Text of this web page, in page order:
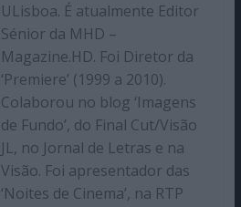
ULisboa. É atualmente Editor
Sénior da MHD –
Magazine.HD. Foi Diretor da
‘Premiere’ (1999 a 2010).
Colaborou no blog ‘Imagens
de Fundo’, do Final Cut/Visão
JL, no Jornal de Letras e na
Visão. Foi apresentador das
‘Noites de Cinema’, na RTP